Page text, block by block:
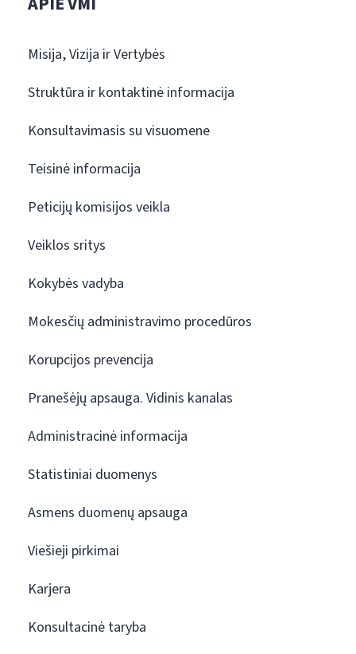
Misija, Vizija ir Vertybės
Struktūra ir kontaktinė informacija
Konsultavimasis su visuomene
Teisinė informacija
Peticijų komisijos veikla
Veiklos sritys
Kokybės vadyba
Mokesčių administravimo procedūros
Korupcijos prevencija
Pranešėjų apsauga. Vidinis kanalas
Administracinė informacija
Statistiniai duomenys
Asmens duomenų apsauga
Viešieji pirkimai
Karjera
Konsultacinė taryba